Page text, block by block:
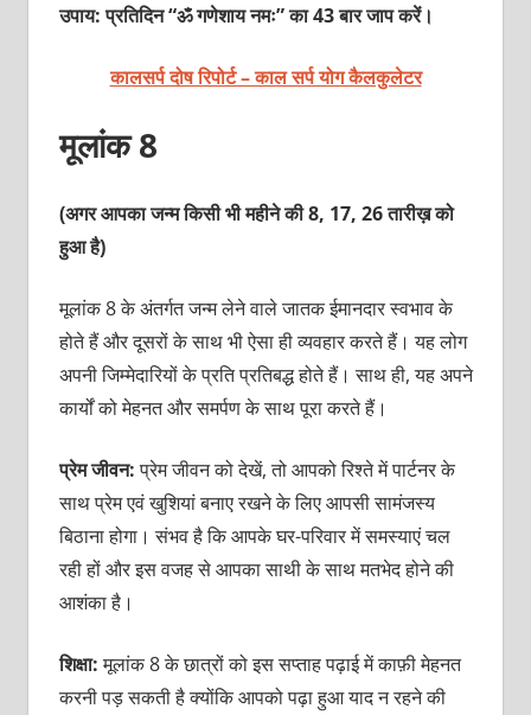
उपाय: प्रतिदिन “ॐ गणेशाय नमः” का 43 बार जाप करें।
कालसर्प दोष रिपोर्ट – काल सर्प योग कैलकुलेटर
मूलांक 8
(अगर आपका जन्म किसी भी महीने की 8, 17, 26 तारीख़ को
हुआ है)
मूलांक 8 के अंतर्गत जन्म लेने वाले जातक ईमानदार स्वभाव के
होते हैं और दूसरों के साथ भी ऐसा ही व्यवहार करते हैं। यह लोग
अपनी जिम्मेदारियों के प्रति प्रतिबद्ध होते हैं। साथ ही, यह अपने
कार्यों को मेहनत और समर्पण के साथ पूरा करते हैं।
प्रेम जीवन:प्रेम जीवन को देखें, तो आपको रिश्ते में पार्टनर के
साथ प्रेम एवं खुशियां बनाए रखने के लिए आपसी सामंजस्य
बिठाना होगा। संभव है कि आपके घर-परिवार में समस्याएं चल
रही हों और इस वजह से आपका साथी के साथ मतभेद होने की
आशंका है।
शिक्षा:मूलांक 8 के छात्रों को इस सप्ताह पढ़ाई में काफ़ी मेहनत
करनी पड़ सकती है क्योंकि आपको पढ़ा हुआ याद न रहने की